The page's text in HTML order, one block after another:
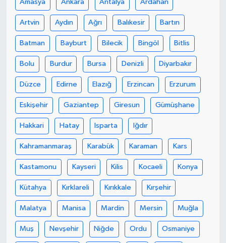
Amasya Ankara Antalya Ardahan
Artvin Aydın Ağrı Balıkesir Bartın
Batman Bayburt Bilecik Bingöl Bitlis
Bolu Burdur Bursa Denizli Diyarbakır
Düzce Edirne Elazığ Erzincan Erzurum
Eskişehir Gaziantep Giresun Gümüşhane
Hakkari Hatay Isparta Iğdır
Kahramanmaraş Karabük Karaman Kars
Kastamonu Kayseri Kilis Kocaeli Konya
Kütahya Kırklareli Kırıkkale Kırşehir
Malatya Manisa Mardin Mersin Muğla
Muş Nevşehir Niğde Ordu Osmaniye